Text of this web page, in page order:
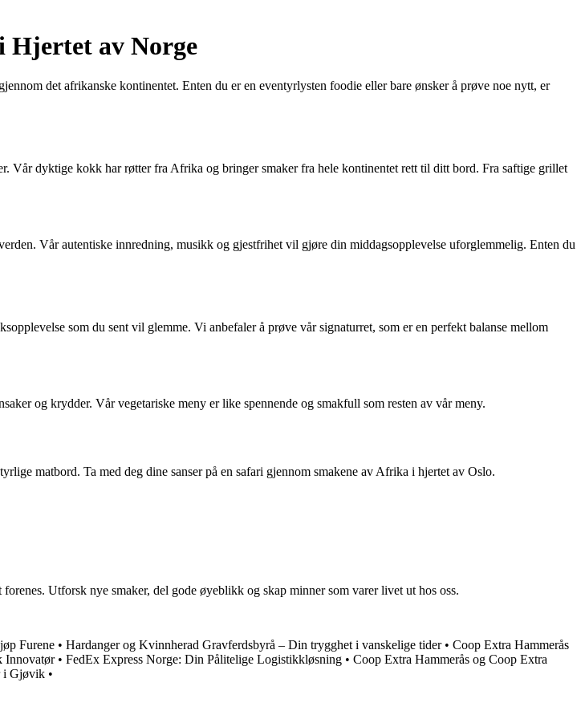
Hjertet av Norge
det afrikanske kontinentet. Enten du er en eventyrlysten foodie eller bare ønsker å prøve noe nytt, er
Vår dyktige kokk har røtter fra Afrika og bringer smaker fra hele kontinentet rett til ditt bord. Fra saftige grillet
Vår autentiske innredning, musikk og gjestfrihet vil gjøre din middagsopplevelse uforglemmelig. Enten du
som du sent vil glemme. Vi anbefaler å prøve vår signaturret, som er en perfekt balanse mellom
og krydder. Vår vegetariske meny er like spennende og smakfull som resten av vår meny.
matbord. Ta med deg dine sanser på en safari gjennom smakene av Afrika i hjertet av Oslo.
Utforsk nye smaker, del gode øyeblikk og skap minner som varer livet ut hos oss.
Furene • Hardanger og Kvinnherad Gravferdsbyrå – Din trygghet i vanskelige tider• Coop Extra Hammerås
Innovatør• FedEx Express Norge: Din Pålitelige Logistikkløsning • Coop Extra Hammerås og Coop Extra
i Gjøvik •